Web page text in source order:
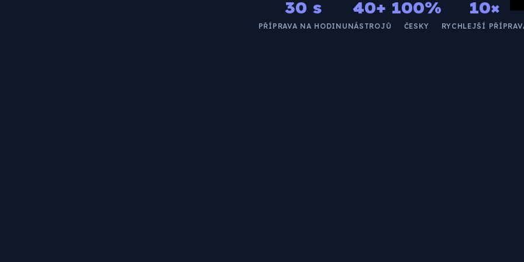
30 s
PŘÍPRAVA NA HODINU
40+
NÁSTROJŮ
100%
ČESKY
10×
RYCHLEJŠÍ